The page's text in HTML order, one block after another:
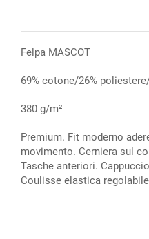
Felpa MASCOT
69% cotone/26%
380 g/m²
Premium. Fit moderno
movimento. Cerniera sul
Tasche anteriori.
Coulisse elastica